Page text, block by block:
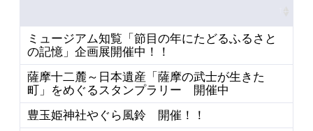
ミュージアム知覧「節目の年にたどるふるさと
の記憶」企画展開催中！！
薩摩十二麓～日本遺産「薩摩の武士が生きた
町」をめぐるスタンプラリー 開催中
豊玉姫神社やぐら風鈴 開催！！